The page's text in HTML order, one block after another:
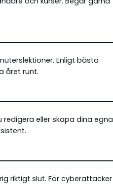
Enligt bästa
året runt.
redigera eller skapa dina egna
riktigt slut. För cyberattacker